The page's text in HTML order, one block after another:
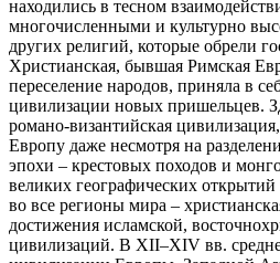
находились в тесном
многочисленными и культурно
других религий, которые обрели
Христианская, бывшая Римская
переселение народов, приняла в
цивилизации новых пришельцев.
романо-византийская
Европу даже несмотря на
эпохи – крестовых походов и
великих географических
во все регионы мира –
достижения исламской,
цивилизаций. В XII–XIV вв.